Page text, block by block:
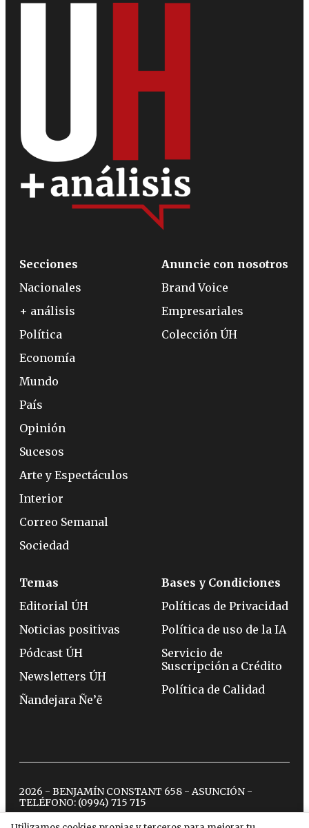
Secciones
Nacionales
+ análisis
Política
Economía
Mundo
País
Opinión
Sucesos
Arte y Espectáculos
Interior
Correo Semanal
Sociedad
Anuncie con nosotros
Brand Voice
Empresariales
Colección ÚH
Temas
Editorial ÚH
Noticias positivas
Pódcast ÚH
Newsletters ÚH
Ñandejara Ñe’ẽ
Bases y Condiciones
Políticas de Privacidad
Política de uso de la IA
Servicio de
Suscripción a Crédito
Política de Calidad
2026 - BENJAMÍN CONSTANT 658 - ASUNCIÓN -
TELÉFONO: (0994) 715 715